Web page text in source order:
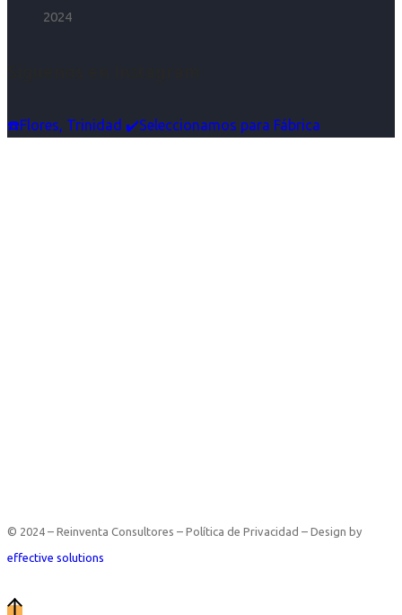
2024
☎️Flores, Trinidad ✔️Seleccionamos para Fábrica
© 2024 – Reinventa Consultores – Política de Privacidad – Design by
effective solutions